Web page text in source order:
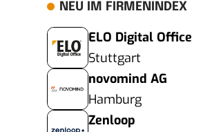
NEU IM FIRMENINDEX
ELO Digital Office
Stuttgart
novomind AG
Hamburg
Zenloop